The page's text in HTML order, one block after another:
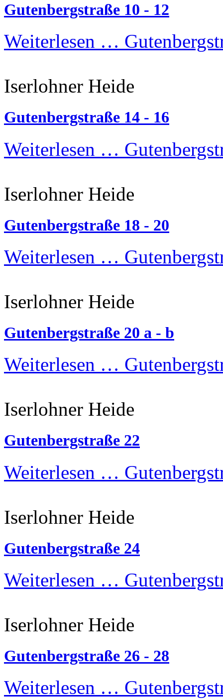
Gutenbergstraße 10 - 12
Weiterlesen …
Iserlohner Heide
Gutenbergstraße 14 - 16
Weiterlesen …
Iserlohner Heide
Gutenbergstraße 18 - 20
Weiterlesen …
Iserlohner Heide
Gutenbergstraße 20 a - b
Weiterlesen …
Iserlohner Heide
Gutenbergstraße 22
Weiterlesen …
Iserlohner Heide
Gutenbergstraße 24
Weiterlesen …
Iserlohner Heide
Gutenbergstraße 26 - 28
Weiterlesen …